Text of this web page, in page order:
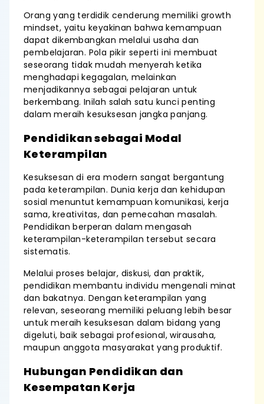
Orang yang terdidik cenderung memiliki growth
mindset, yaitu keyakinan bahwa kemampuan
dapat dikembangkan melalui usaha dan
pembelajaran. Pola pikir seperti ini membuat
seseorang tidak mudah menyerah ketika
menghadapi kegagalan, melainkan
menjadikannya sebagai pelajaran untuk
berkembang. Inilah salah satu kunci penting
dalam meraih kesuksesan jangka panjang.
Pendidikan sebagai Modal
Keterampilan
Kesuksesan di era modern sangat bergantung
pada keterampilan. Dunia kerja dan kehidupan
sosial menuntut kemampuan komunikasi, kerja
sama, kreativitas, dan pemecahan masalah.
Pendidikan berperan dalam mengasah
keterampilan-keterampilan tersebut secara
sistematis.
Melalui proses belajar, diskusi, dan praktik,
pendidikan membantu individu mengenali minat
dan bakatnya. Dengan keterampilan yang
relevan, seseorang memiliki peluang lebih besar
untuk meraih kesuksesan dalam bidang yang
digeluti, baik sebagai profesional, wirausaha,
maupun anggota masyarakat yang produktif.
Hubungan Pendidikan dan
Kesempatan Kerja